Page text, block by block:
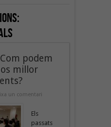
podem
millor
un comentari
Els
passats